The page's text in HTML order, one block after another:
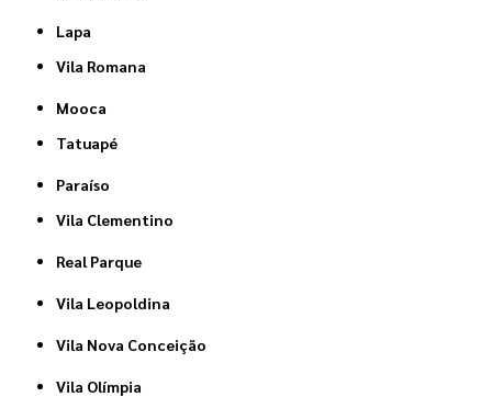
Lapa
Vila Romana
Mooca
Tatuapé
Paraíso
Vila Clementino
Real Parque
Vila Leopoldina
Vila Nova Conceição
Vila Olímpia